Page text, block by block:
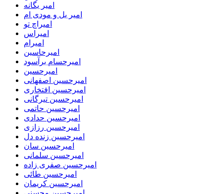
امیر یگانه
امیر یل و مودی ام
امیراچ تو
امیراس
امیرام
امیرحاسین
امیرحسام برآسود
امیرحسین
امیرحسین اصفهانی
امیرحسین افتخاری
امیرحسین تیرگانی
امیرحسین حاتمی
امیرحسین حدادی
امیرحسین رزازی
امیرحسین زنده دل
امیرحسین سان
امیرحسین سلمانی
امیرحسین صفری زاده
امیرحسین طائی
امیرحسین کریمان